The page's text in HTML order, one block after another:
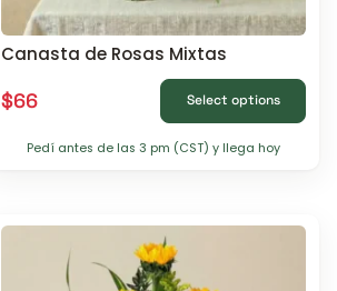
Canasta de Rosas Mixtas
$66 Select options
Pedí antes de las 3 pm (CST) y llega hoy